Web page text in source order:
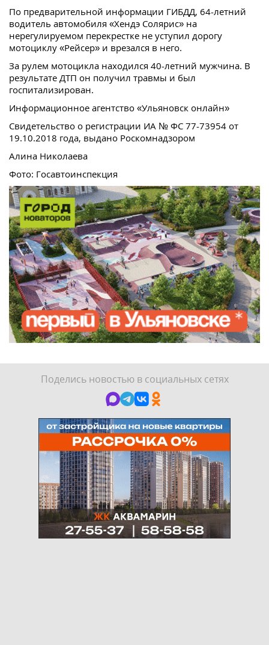
По предварительной информации ГИБДД, 64-летний
водитель автомобиля «Хендэ Солярис» на
нерегулируемом перекрестке не уступил дорогу
мотоциклу «Рейсер» и врезался в него.
За рулем мотоцикла находился 40-летний мужчина. В
результате ДТП он получил травмы и был
госпитализирован.
Информационное агентство «Ульяновск онлайн»
Свидетельство о регистрации ИА № ФС 77-73954 от
19.10.2018 года, выдано Роскомнадзором
Алина Николаева
Фото: Госавтоинспекция
Поделись новостью в социальных сетях